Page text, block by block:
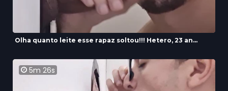
Olha quanto leite esse rapaz soltou!!! Hetero, 23 an...
5m 26s